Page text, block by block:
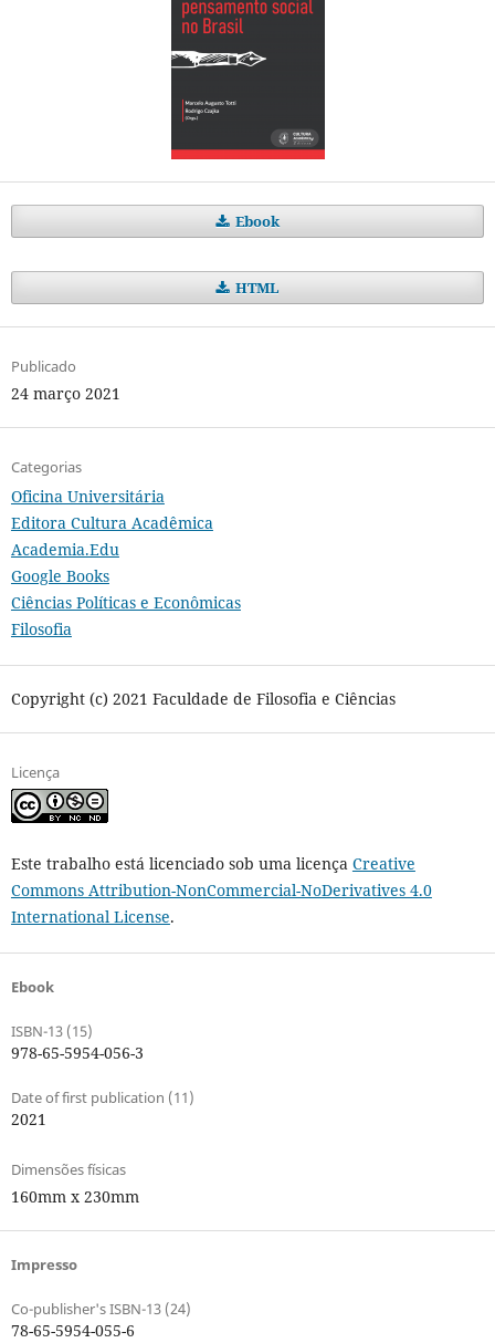
Ebook
HTML
Publicado
24 março 2021
Categorias
Oficina Universitária
Editora Cultura Acadêmica
Academia.Edu
Google Books
Ciências Políticas e Econômicas
Filosofia
Copyright (c) 2021 Faculdade de Filosofia e Ciências
Licença
Este trabalho está licenciado sob uma licença Creative
Commons Attribution-NonCommercial-NoDerivatives 4.0
International License.
Ebook
ISBN-13 (15)
978-65-5954-056-3
Date of first publication (11)
2021
Dimensões físicas
160mm x 230mm
Impresso
Co-publisher's ISBN-13 (24)
78-65-5954-055-6